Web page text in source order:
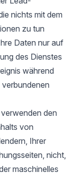
nichts mit dem
zu tun
Daten nur auf
des Dienstes
während
den
von
Ihrer
nicht,
maschinelles